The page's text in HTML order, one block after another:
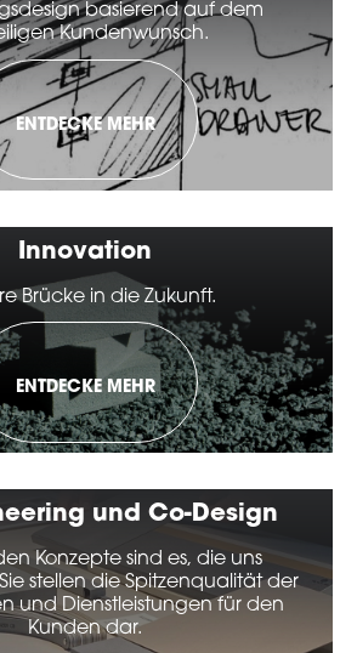
basierend auf dem
Kundenwunsch.
ENTDECKE MEHR
Innovation
Brücke in die Zukunft.
ENTDECKE MEHR
und Co-Design
Konzepte sind es, die uns
stellen die Spitzenqualität der
und Dienstleistungen für den
Kunden dar.